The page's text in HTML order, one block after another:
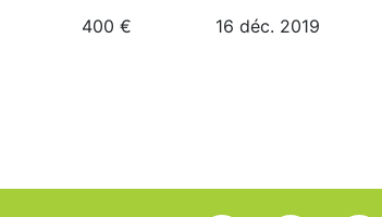
400 € 16 déc. 2019